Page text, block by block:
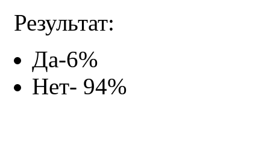
Результат:
Да-6%
Нет- 94%